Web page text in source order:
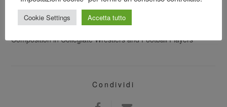
Journal of Strength & Conditioning Research – Effects of β-
Alanine Supplementation on Performance and Body
Composition in Collegiate Wrestlers and Football Players
Condividi
Cookie Settings Accetta tutto